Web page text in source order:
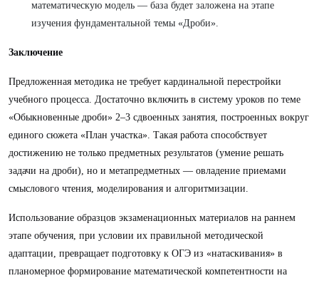
математическую модель — база будет заложена на этапе
изучения фундаментальной темы «Дроби».
Заключение
Предложенная методика не требует кардинальной перестройки
учебного процесса. Достаточно включить в систему уроков по теме
«Обыкновенные дроби» 2–3 сдвоенных занятия, построенных вокруг
единого сюжета «План участка». Такая работа способствует
достижению не только предметных результатов (умение решать
задачи на дроби), но и метапредметных — овладение приемами
смыслового чтения, моделирования и алгоритмизации.
Использование образцов экзаменационных материалов на раннем
этапе обучения, при условии их правильной методической
адаптации, превращает подготовку к ОГЭ из «натаскивания» в
планомерное формирование математической компетентности на